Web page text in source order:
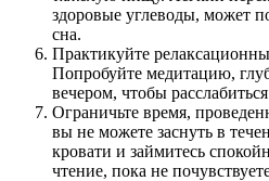
здоровые углеводы, может
сна.
Практикуйте
Попробуйте медитацию,
вечером, чтобы
Ограничьте время,
вы не можете заснуть в
кровати и займитесь
чтение, пока не